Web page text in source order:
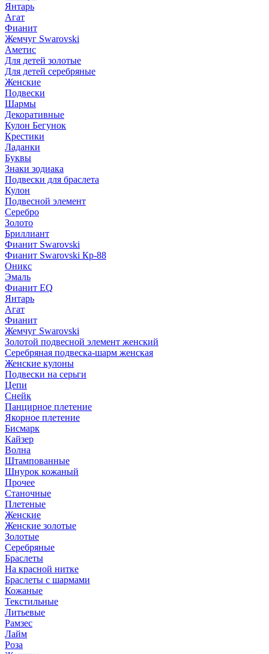
Янтарь
Агат
Фианит
Жемчуг Swarovski
Аметис
Для детей золотые
Для детей серебряные
Женские
Подвески
Шармы
Декоративные
Кулон Бегунок
Крестики
Ладанки
Буквы
Знаки зодиака
Подвески для браслета
Кулон
Подвесной элемент
Серебро
Золото
Бриллиант
Фианит Swarovski
Фианит Swarovski Кр-88
Оникс
Эмаль
Фианит EQ
Янтарь
Агат
Фианит
Жемчуг Swarovski
Золотой подвесной элемент женcкий
Серебряная подвеска-шарм женская
Женские кулоны
Подвески на серьги
Цепи
Снейк
Панцирное плетение
Якорное плетение
Бисмарк
Кайзер
Волна
Штампованные
Шнурок кожаный
Прочее
Станочные
Плетеные
Женские
Женские золотые
Золотые
Серебряные
Браслеты
На красной нитке
Браслеты с шармами
Кожаные
Текстильные
Литьевые
Рамзес
Лайм
Роза